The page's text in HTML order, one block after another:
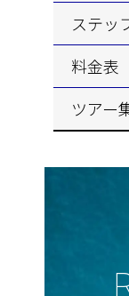
ステッ
料金表
ツアー